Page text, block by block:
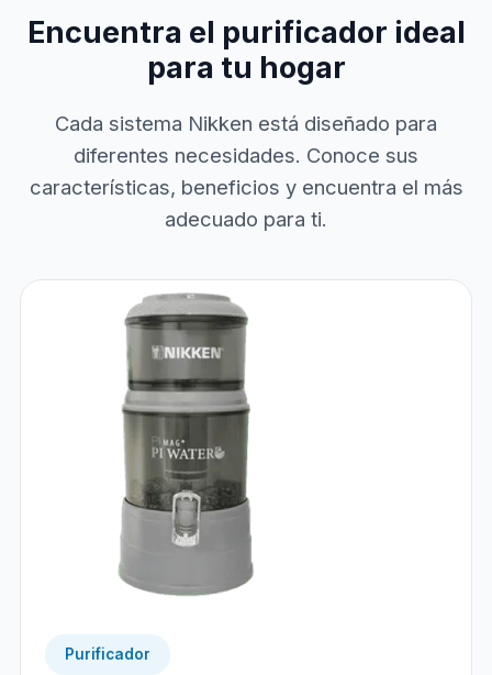
Encuentra el purificador ideal
para tu hogar
Cada sistema Nikken está diseñado para
diferentes necesidades. Conoce sus
características, beneficios y encuentra el más
adecuado para ti.
Purificador